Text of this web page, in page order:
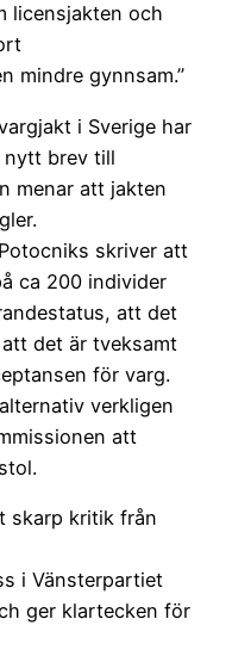
licensjakten och
mindre gynnsam.”
i Sverige har
nytt brev till
menar att jakten
skriver att
ca 200 individer
att det
det är tveksamt
för varg.
verkligen
att
skarp kritik från
i Vänsterpartiet
ger klartecken för